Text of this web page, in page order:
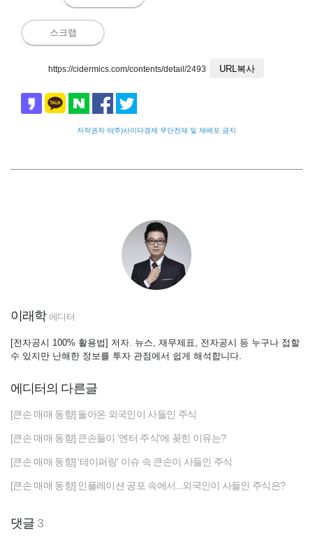
스크랩
https://cidermics.com/contents/detail/2493 URL복사
저작권자 ©(주)사이다경제 무단전재 및 재배포 금지
이래학 에디터
[전자공시 100% 활용법] 저자. 뉴스, 재무제표, 전자공시 등 누구나 접할
수 있지만 난해한 정보를 투자 관점에서 쉽게 해석합니다.
에디터의 다른글
[큰손 매매 동향] 돌아온 외국인이 사들인 주식
[큰손 매매 동향] 큰손들이 '엔터 주식'에 꽂힌 이유는?
[큰손 매매 동향] '테이퍼링' 이슈 속 큰손이 사들인 주식
[큰손 매매 동향] 인플레이션 공포 속에서...외국인이 사들인 주식은?
댓글 3